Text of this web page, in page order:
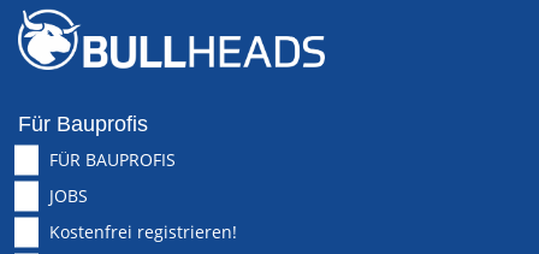
Für Bauprofis
FÜR BAUPROFIS
JOBS
Kostenfrei registrieren!